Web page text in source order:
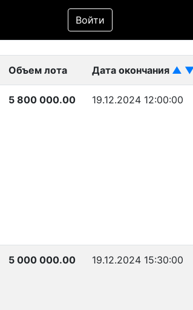
Войти
Фильтр
Объем лота Дата окончания ▲
5 800 000.00 19.12.2024 12:00:00
5 000 000.00 19.12.2024 15:30:00